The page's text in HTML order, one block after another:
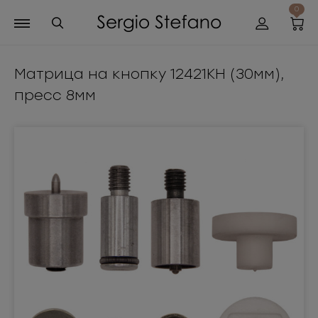
0
Матрица на кнопку 12421КН (30мм),
пресс 8мм